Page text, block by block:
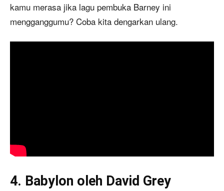
kamu merasa jika lagu pembuka Barney ini
mengganggumu? Coba kita dengarkan ulang.
4. Babylon oleh David Grey